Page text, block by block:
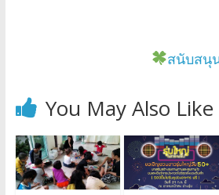
สนับสนุ
You May Also Like